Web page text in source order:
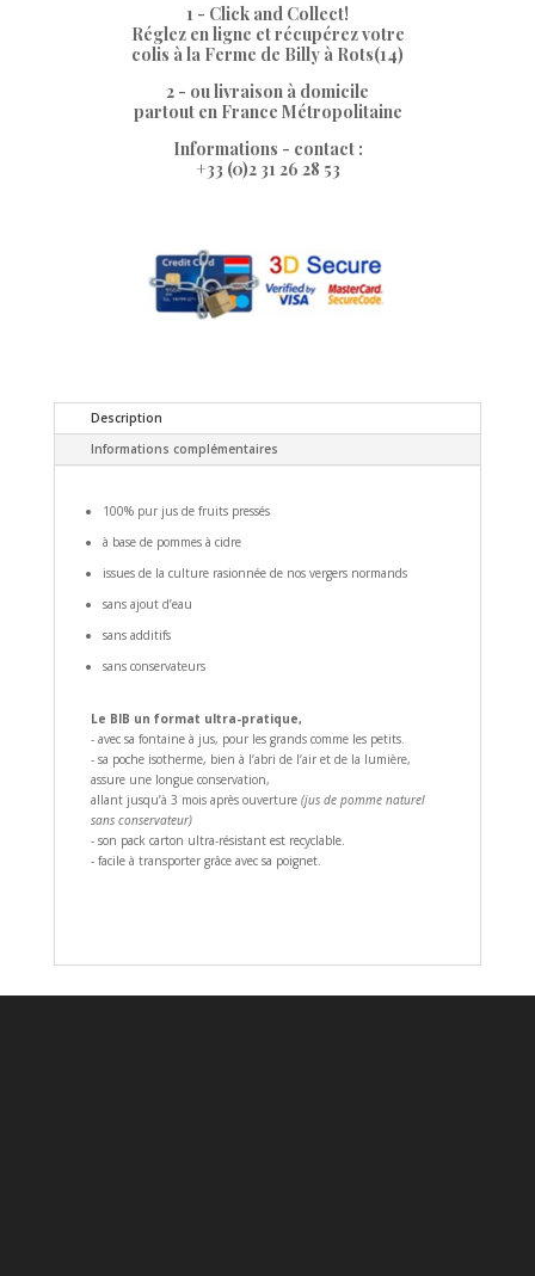
1 - Click and Collect!
Réglez en ligne et récupérez votre
colis à la Ferme de Billy à Rots(14)
2 - ou livraison à domicile
partout en France Métropolitaine
Informations - contact :
+33 (0)2 31 26 28 53
Description
Informations complémentaires
100% pur jus de fruits pressés
à base de pommes à cidre
issues de la culture rasionnée de nos vergers normands
sans ajout d’eau
sans additifs
sans conservateurs
Le BIB un format ultra-pratique,
- avec sa fontaine à jus, pour les grands comme les petits.
- sa poche isotherme, bien à l’abri de l’air et de la lumière,
assure une longue conservation,
allant jusqu’à 3 mois après ouverture (jus de pomme naturel
sans conservateur)
- son pack carton ultra-résistant est recyclable.
- facile à transporter grâce avec sa poignet.